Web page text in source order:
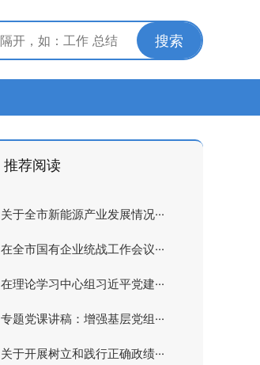
搜索
推荐阅读
关于全市新能源产业发展情况···
在全市国有企业统战工作会议···
在理论学习中心组习近平党建···
专题党课讲稿：增强基层党组···
关于开展树立和践行正确政绩···